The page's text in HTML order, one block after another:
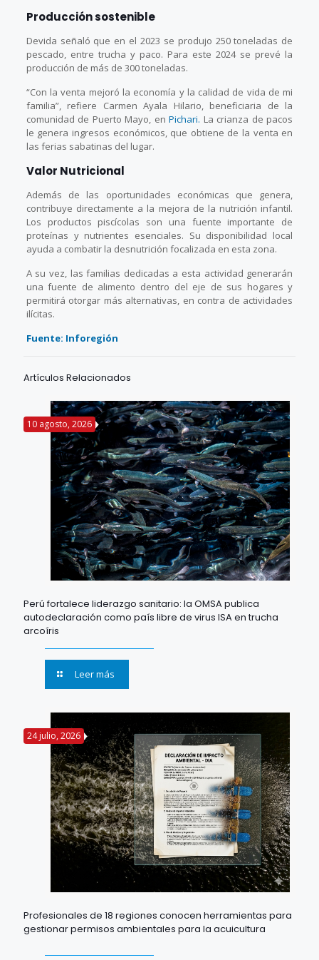
Producción sostenible
Devida señaló que en el 2023 se produjo 250 toneladas de
pescado, entre trucha y paco. Para este 2024 se prevé la
producción de más de 300 toneladas.
“Con la venta mejoró la economía y la calidad de vida de mi
familia”, refiere Carmen Ayala Hilario, beneficiaria de la
comunidad de Puerto Mayo, enPichari. La crianza de pacos
le genera ingresos económicos, que obtiene de la venta en
las ferias sabatinas del lugar.
Valor Nutricional
Además de las oportunidades económicas que genera,
contribuye directamente a la mejora de la nutrición infantil.
Los productos piscícolas son una fuente importante de
proteínas y nutrientes esenciales. Su disponibilidad local
ayuda a combatir la desnutrición focalizada en esta zona.
A su vez, las familias dedicadas a esta actividad generarán
una fuente de alimento dentro del eje de sus hogares y
permitirá otorgar más alternativas, en contra de actividades
ilícitas.
Fuente: Inforegión
Artículos Relacionados
10 agosto, 2026
Perú fortalece liderazgo sanitario: la OMSA publica
autodeclaración como país libre de virus ISA en trucha
arcoíris
Leer más
24 julio, 2026
Profesionales de 18 regiones conocen herramientas para
gestionar permisos ambientales para la acuicultura